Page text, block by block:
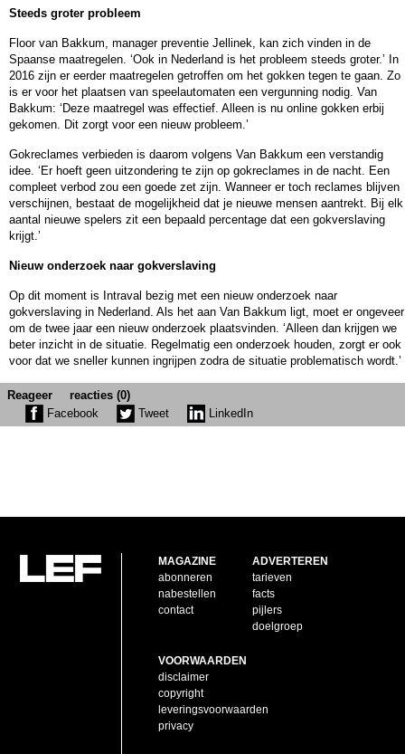
Steeds groter probleem
Floor van Bakkum, manager preventie Jellinek, kan zich vinden in de
Spaanse maatregelen. ‘Ook in Nederland is het probleem steeds groter.’ In
2016 zijn er eerder maatregelen getroffen om het gokken tegen te gaan. Zo
is er voor het plaatsen van speelautomaten een vergunning nodig. Van
Bakkum: ‘Deze maatregel was effectief. Alleen is nu online gokken erbij
gekomen. Dit zorgt voor een nieuw probleem.’
Gokreclames verbieden is daarom volgens Van Bakkum een verstandig
idee. ‘Er hoeft geen uitzondering te zijn op gokreclames in de nacht. Een
compleet verbod zou een goede zet zijn. Wanneer er toch reclames blijven
verschijnen, bestaat de mogelijkheid dat je nieuwe mensen aantrekt. Bij elk
aantal nieuwe spelers zit een bepaald percentage dat een gokverslaving
krijgt.’
Nieuw onderzoek naar gokverslaving
Op dit moment is Intraval bezig met een nieuw onderzoek naar
gokverslaving in Nederland. Als het aan Van Bakkum ligt, moet er ongeveer
om de twee jaar een nieuw onderzoek plaatsvinden. ‘Alleen dan krijgen we
beter inzicht in de situatie. Regelmatig een onderzoek houden, zorgt er ook
voor dat we sneller kunnen ingrijpen zodra de situatie problematisch wordt.’
Reageer
reacties (0)
Facebook
Tweet LinkedIn
MAGAZINE
abonneren
nabestellen
contact
ADVERTEREN
tarieven
facts
pijlers
doelgroep
VOORWAARDEN
disclaimer
copyright
leveringsvoorwaarden
privacy